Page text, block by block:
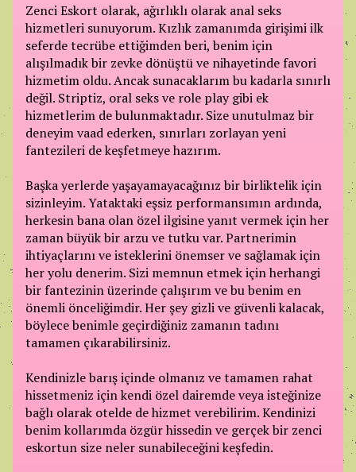
Zenci Eskort olarak, ağırlıklı olarak anal seks
hizmetleri sunuyorum. Kızlık zamanımda girişimi ilk
seferde tecrübe ettiğimden beri, benim için
alışılmadık bir zevke dönüştü ve nihayetinde favori
hizmetim oldu. Ancak sunacaklarım bu kadarla sınırlı
değil. Striptiz, oral seks ve role play gibi ek
hizmetlerim de bulunmaktadır. Size unutulmaz bir
deneyim vaad ederken, sınırları zorlayan yeni
fantezileri de keşfetmeye hazırım.
Başka yerlerde yaşayamayacağınız bir birliktelik için
sizinleyim. Yataktaki eşsiz performansımın ardında,
herkesin bana olan özel ilgisine yanıt vermek için her
zaman büyük bir arzu ve tutku var. Partnerimin
ihtiyaçlarını ve isteklerini önemser ve sağlamak için
her yolu denerim. Sizi memnun etmek için herhangi
bir fantezinin üzerinde çalışırım ve bu benim en
önemli önceliğimdir. Her şey gizli ve güvenli kalacak,
böylece benimle geçirdiğiniz zamanın tadını
tamamen çıkarabilirsiniz.
Kendinizle barış içinde olmanız ve tamamen rahat
hissetmeniz için kendi özel dairemde veya isteğinize
bağlı olarak otelde de hizmet verebilirim. Kendinizi
benim kollarımda özgür hissedin ve gerçek bir zenci
eskortun size neler sunabileceğini keşfedin.